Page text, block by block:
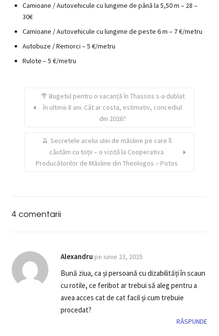
Camioane / Autovehicule cu lungime de până la 5,50 m – 28 –
30€
Camioane / Autovehicule cu lungime de peste 6 m – 7 €/metru
Autobuze / Remorci – 5 €/metru
Rulote – 5 €/metru
🌴 Bugetul pentru o vacanță în Thassos s-a dublat
în ultimii 8 ani. Cât ar costa, estimativ, concediul
din 2026?
🫒 Secretele acelui ulei de măsline pe care îl
căutăm cu toții – o vizită la Cooperativa
Producătorilor de Măsline din Theologos – Potos
4 comentarii
Alexandru pe iunie 23, 2025
Bună ziua, ca și persoană cu dizabilități în scaun
cu rotile, ce feribot ar trebui să aleg pentru a
avea acces cat de cat facil și cum trebuie
procedat?
RĂSPUNDE